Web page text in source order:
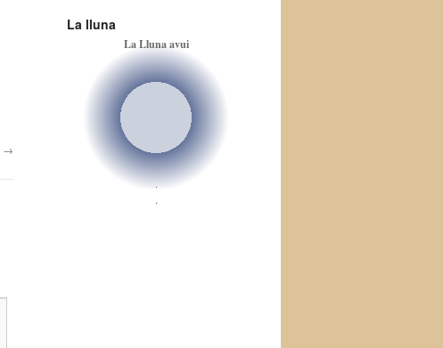
→
La lluna
La Lluna avui
.
.